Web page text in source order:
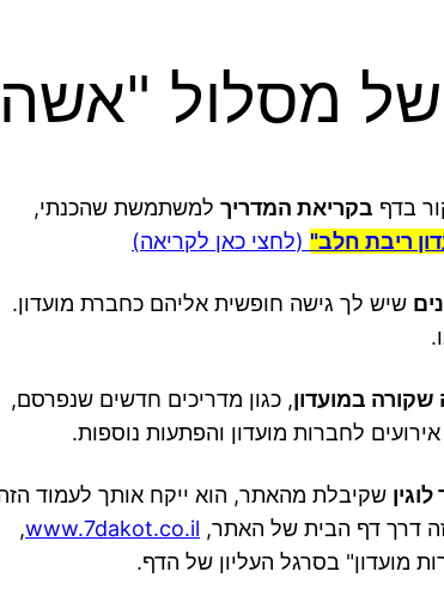
מסלול
בדף בקריאת המדריך למשתמשת שהכנתי,
ריבת חלב" (לחצי כאן לקריאה)
שיש לך גישה חופשית אליהם כחברת מועדון.
במועדון, כגון מדריכים חדשים שנפרסם,
שקיבלת מהאתר, הוא ייקח אותך לעמוד
דרך דף הבית של האתר, www.7dakot.co.il
,
מועדון" בסרגל העליון של הדף.